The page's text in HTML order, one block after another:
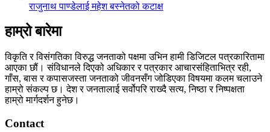
राजुनाथ पाण्डेलाई महेश बस्नेतको कटाक्ष
हाम्रो बारेमा
विकृति र विसंगतिका विरुद्ध जनताको पक्षमा उभिन हामी डिजिटल पत्रकारितामा
आएका छौं। संविधानले दिएको अधिकार र पत्रकार आचारसंहिताभित्र रही,
गाँस, बास र कपासजस्ता जनताको जीवनसँग जोडिएका विषयमा कलम चलाउने
हाम्रो संकल्प छ। देश र जनतालाई सर्वोपरि राख्दै सत्य, निष्ठा र निष्पक्षता
हाम्रो मार्गदर्शन हुनेछ।
Contact